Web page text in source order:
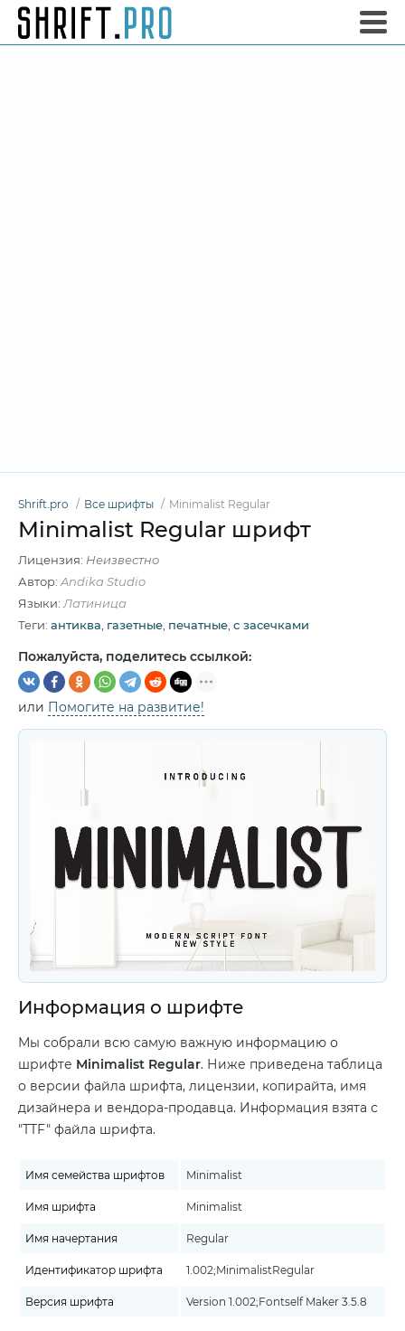
Shrift.pro Все шрифты Minimalist Regular
Minimalist Regular шрифт
Лицензия: Неизвестно
Автор: Andika Studio
Языки: Латиница
Теги: антиква газетные печатные с засечками
Пожалуйста, поделитесь ссылкой:
или Помогите на развитие!
Информация о шрифте
Мы собрали всю самую важную информацию о
шрифте Minimalist Regular. Ниже приведена таблица
о версии файла шрифта, лицензии, копирайта, имя
дизайнера и вендора-продавца. Информация взята с
"TTF" файла шрифта.
Имя семейства шрифтов Minimalist
Имя шрифта Minimalist
Имя начертания Regular
Идентификатор шрифта 1.002;MinimalistRegular
Версия шрифта Version 1.002;Fontself Maker 3.5.8